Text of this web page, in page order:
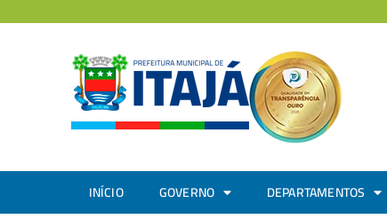
INÍCIO GOVERNO DEPARTAMENTOS